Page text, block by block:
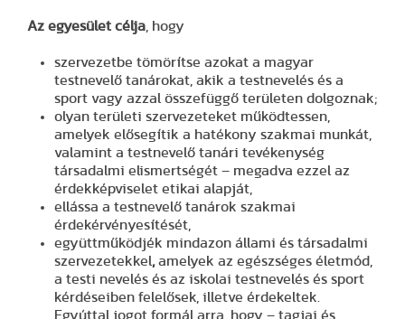
Az egyesület célja , hogy
szervezetbe tömörítse azokat a magyar
testnevelő tanárokat, akik a testnevelés és a
sport vagy azzal összefüggő területen dolgoznak;
olyan területi szervezeteket működtessen,
amelyek elősegítik a hatékony szakmai munkát,
valamint a testnevelő tanári tevékenység
társadalmi elismertségét – megadva ezzel az
érdekképviselet etikai alapját,
ellássa a testnevelő tanárok szakmai
érdekérvényesítését,
együttműködjék mindazon állami és társadalmi
szervezetekkel,amelyek az egészséges életmód,
a testi nevelés és az iskolai testnevelés és sport
kérdéseiben felelősek, illetve érdekeltek.
Egyúttal jogot formál arra, hogy – tagjai és